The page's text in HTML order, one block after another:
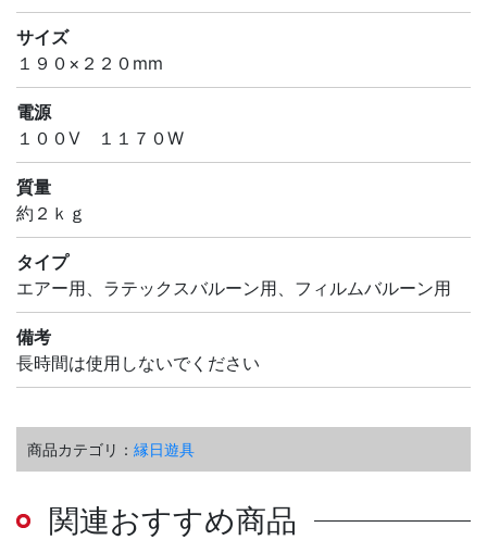
サイズ
１９０×２２０mm
電源
１００V １１７０W
質量
約２ｋｇ
タイプ
エアー用、ラテックスバルーン用、フィルムバルーン用
備考
長時間は使用しないでください
商品カテゴリ： 縁日遊具
関連おすすめ商品